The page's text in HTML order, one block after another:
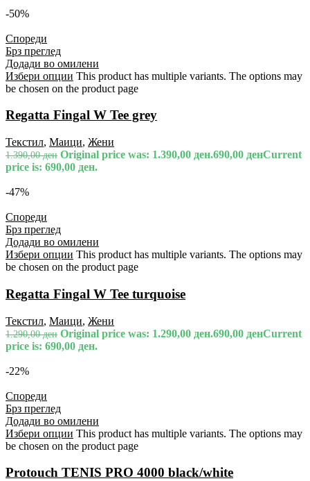
-50%
Спореди
Брз преглед
Додади во омилени
Избери опции This product has multiple variants. The options may
be chosen on the product page
Regatta Fingal W Tee grey
Текстил, Маици, Жени
1.390,00ден Original price was: 1.390,00 ден.690,00 денCurrent
price is: 690,00 ден.
-47%
Спореди
Брз преглед
Додади во омилени
Избери опции This product has multiple variants. The options may
be chosen on the product page
Regatta Fingal W Tee turquoise
Текстил, Маици, Жени
1.290,00ден Original price was: 1.290,00 ден.690,00 денCurrent
price is: 690,00 ден.
-22%
Спореди
Брз преглед
Додади во омилени
Избери опции This product has multiple variants. The options may
be chosen on the product page
Protouch TENIS PRO 4000 black/white